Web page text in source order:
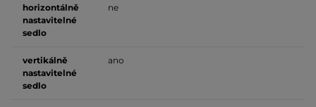
horizontálně
nastavitelné
sedlo
ne
vertikálně
nastavitelné
sedlo
ano